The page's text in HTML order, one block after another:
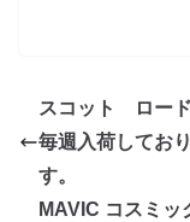
スコット ロー
毎週入荷してお
す。
MAVIC コスミ